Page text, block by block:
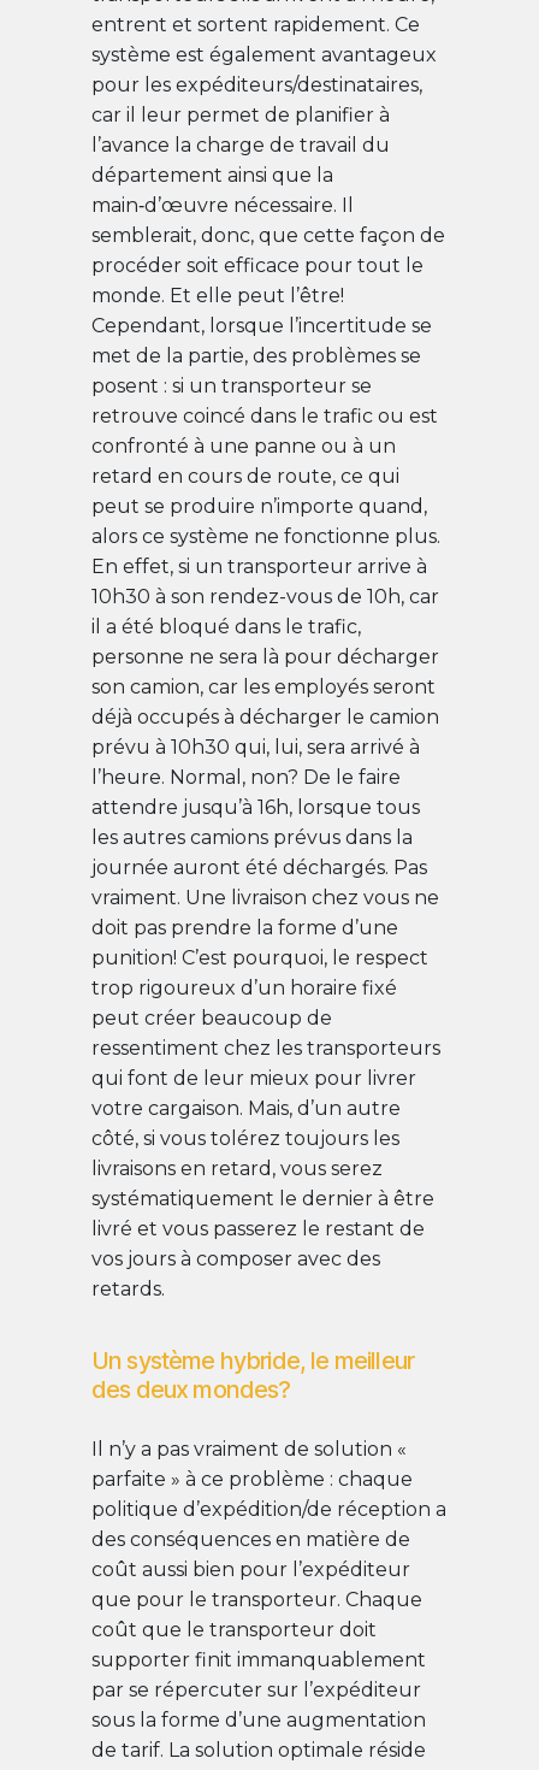
entrent et sortent rapidement. Ce
système est également avantageux
pour les expéditeurs/destinataires,
car il leur permet de planifier à
l’avance la charge de travail du
département ainsi que la
main‑d’œuvre nécessaire. Il
semblerait, donc, que cette façon de
procéder soit efficace pour tout le
monde. Et elle peut l’être!
Cependant, lorsque l’incertitude se
met de la partie, des problèmes se
posent : si un transporteur se
retrouve coincé dans le trafic ou est
confronté à une panne ou à un
retard en cours de route, ce qui
peut se produire n’importe quand,
alors ce système ne fonctionne plus.
En effet, si un transporteur arrive à
10h30 à son rendez-vous de 10h, car
il a été bloqué dans le trafic,
personne ne sera là pour décharger
son camion, car les employés seront
déjà occupés à décharger le camion
prévu à 10h30 qui, lui, sera arrivé à
l’heure. Normal, non? De le faire
attendre jusqu’à 16h, lorsque tous
les autres camions prévus dans la
journée auront été déchargés. Pas
vraiment. Une livraison chez vous ne
doit pas prendre la forme d’une
punition! C’est pourquoi, le respect
trop rigoureux d’un horaire fixé
peut créer beaucoup de
ressentiment chez les transporteurs
qui font de leur mieux pour livrer
votre cargaison. Mais, d’un autre
côté, si vous tolérez toujours les
livraisons en retard, vous serez
systématiquement le dernier à être
livré et vous passerez le restant de
vos jours à composer avec des
retards.
Un système hybride, le meilleur
des deux mondes?
Il n’y a pas vraiment de solution «
parfaite » à ce problème : chaque
politique d’expédition/de réception a
des conséquences en matière de
coût aussi bien pour l’expéditeur
que pour le transporteur. Chaque
coût que le transporteur doit
supporter finit immanquablement
par se répercuter sur l’expéditeur
sous la forme d’une augmentation
de tarif. La solution optimale réside